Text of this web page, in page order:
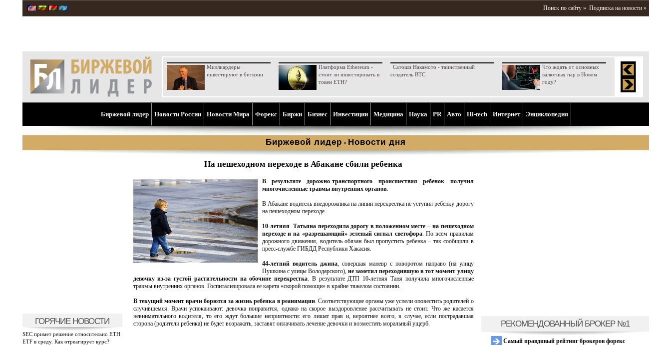
Поиск по сайту » Подписка на новости »
Миллиардеры
инвестируют в биткоин
Платформа Ethereum -
стоит ли инвестировать в
токен ETH?
Сатоши Накамото - таинственный
создатель BTC
Что ждать от основных
валютных пар в Новом
году?
Биржевой лидер Новости России Новости Мира Форекс Биржи Бизнес Инвестиции Медицина Наука PR Aвто Hi-tech Интернет Энциклопедия
Биржевой лидер » Новости дня
ГОРЯЧИЕ НОВОСТИ
SEC примет решение относительно ETH
ETF в среду. Как отреагирует курс?
На пешеходном переходе в Абакане сбили ребенка
В результате дорожно-транспортного происшествия ребенок получил
многочисленные травмы внутренних органов.
В Абакане водитель внедорожника на линии перекрестка не уступил ребенку дорогу
на пешеходном переходе.
10-летняя Татьяна переходила дорогу в положенном месте – на пешеходном
переходе и на «разрешающий» зеленый сигнал светофора. По всем правилам
дорожного движения, водитель обязан был пропустить ребенка – так сообщили в
пресс-службе ГИБДД Республики Хакасия.
44-летний водитель джипа, совершая маневр с поворотом направо (на улицу
Пушкина с улицы Володарского), не заметил переходившую в тот момент улицу
девочку из-за густой растительности на обочине перекрестка. В результате ДТП 10-летняя Таня получила многочисленные
травмы внутренних органов. Госпитализировала ее карета «скорой помощи» в крайне тяжелом состоянии.
В текущий момент врачи борются за жизнь ребенка в реанимации. Соответствующие органы уже успели оповестить родителей о
случившемся. Врачи успокаивают: девочка поправится, однако на скорое выздоровление рассчитывать не стоит. Что же касается
невнимательного водителя, то его ждут большие неприятности: его лишат прав и, вероятнее всего, в случае, если пострадавшая
сторона (родители ребенка) не будет возражать, заставят оплачивать лечение девочки и возместить моральный ущерб.
РЕКОМЕНДОВАННЫЙ БРОКЕР №1
Самый правдивый рейтинг брокеров форекс